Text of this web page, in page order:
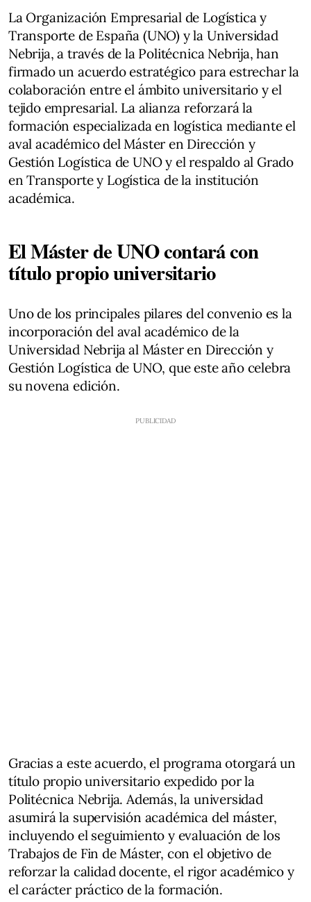
La Organización Empresarial de Logística y
Transporte de España (UNO) y la Universidad
Nebrija, a través de la Politécnica Nebrija, han
firmado un acuerdo estratégico para estrechar la
colaboración entre el ámbito universitario y el
tejido empresarial. La alianza reforzará la
formación especializada en logística mediante el
aval académico del Máster en Dirección y
Gestión Logística de UNO y el respaldo al Grado
en Transporte y Logística de la institución
académica.
El Máster de UNO contará con
título propio universitario
Uno de los principales pilares del convenio es la
incorporación del aval académico de la
Universidad Nebrija al Máster en Dirección y
Gestión Logística de UNO, que este año celebra
su novena edición.
Gracias a este acuerdo, el programa otorgará un
título propio universitario expedido por la
Politécnica Nebrija. Además, la universidad
asumirá la supervisión académica del máster,
incluyendo el seguimiento y evaluación de los
Trabajos de Fin de Máster, con el objetivo de
reforzar la calidad docente, el rigor académico y
el carácter práctico de la formación.